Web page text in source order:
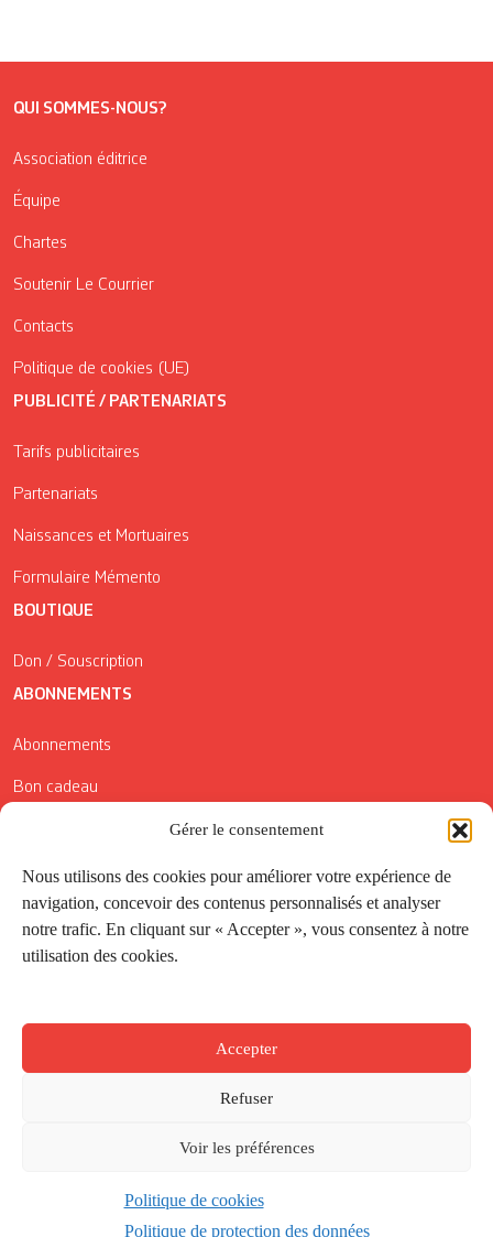
Gérer le consentement
Nous utilisons des cookies pour améliorer votre expérience de
navigation, concevoir des contenus personnalisés et analyser
notre trafic. En cliquant sur « Accepter », vous consentez à notre
utilisation des cookies.
Accepter
Refuser
Voir les préférences
Politique de cookies
Politique de protection des données
QUI SOMMES-NOUS?
Association éditrice
Équipe
Chartes
Soutenir Le Courrier
Contacts
Politique de cookies (UE)
PUBLICITÉ / PARTENARIATS
Tarifs publicitaires
Partenariats
Naissances et Mortuaires
Formulaire Mémento
BOUTIQUE
Don / Souscription
ABONNEMENTS
Abonnements
Bon cadeau
Conditions générales de vente
Réductions de la Carte Côté Courrier
Application